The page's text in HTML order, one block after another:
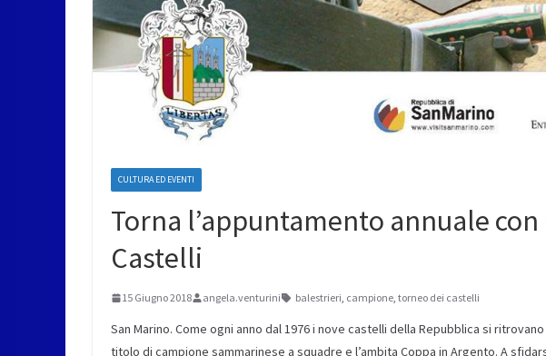
CULTURA ED EVENTI
Torna l’appuntamento annuale
Castelli
15 Giugno 2018 angela.venturini balestrieri, campione, torneo dei castelli
San Marino. Come ogni anno dal 1976 i nove castelli della Repubblica si
titolo di campione sammarinese a squadre e l’ambita Coppa in Argento. A